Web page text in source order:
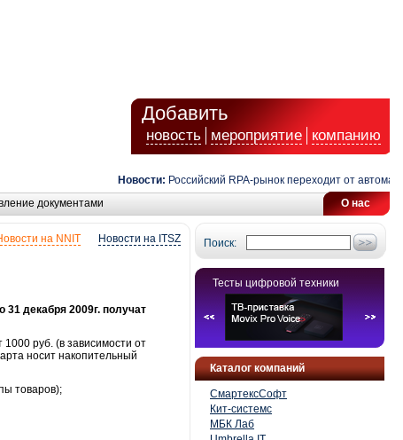
Добавить
новость мероприятие компанию
Новости: Российский RPA-рынок переходит от
О нас
документами
Поиск:
Тесты цифровой техники
Каталог компаний
СмартексСофт
Кит-системс
МБК Лаб
Новости на ITSZ
на NNIT
31 декабря 2009г. получат
руб. (в зависимости от
носит накопительный
товаров);